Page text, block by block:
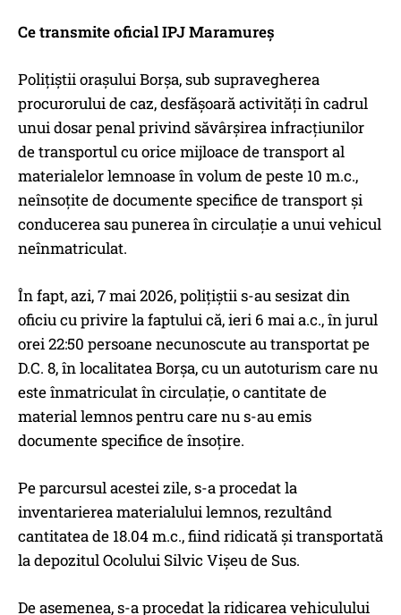
Ce transmite oficial IPJ Maramureș
Polițiștii orașului Borșa, sub supravegherea
procurorului de caz, desfășoară activități în cadrul
unui dosar penal privind săvârșirea infracțiunilor
de transportul cu orice mijloace de transport al
materialelor lemnoase în volum de peste 10 m.c.,
neînsoțite de documente specifice de transport și
conducerea sau punerea în circulație a unui vehicul
neînmatriculat.
În fapt, azi, 7 mai 2026, polițiștii s-au sesizat din
oficiu cu privire la faptului că, ieri 6 mai a.c., în jurul
orei 22:50 persoane necunoscute au transportat pe
D.C. 8, în localitatea Borșa, cu un autoturism care nu
este înmatriculat în circulație, o cantitate de
material lemnos pentru care nu s-au emis
documente specifice de însoțire.
Pe parcursul acestei zile, s-a procedat la
inventarierea materialului lemnos, rezultând
cantitatea de 18.04 m.c., fiind ridicată și transportată
la depozitul Ocolului Silvic Vișeu de Sus.
De asemenea, s-a procedat la ridicarea vehiculului